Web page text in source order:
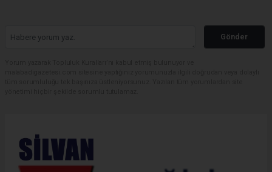
Gönder